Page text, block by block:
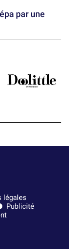
par une
légales
Publicité